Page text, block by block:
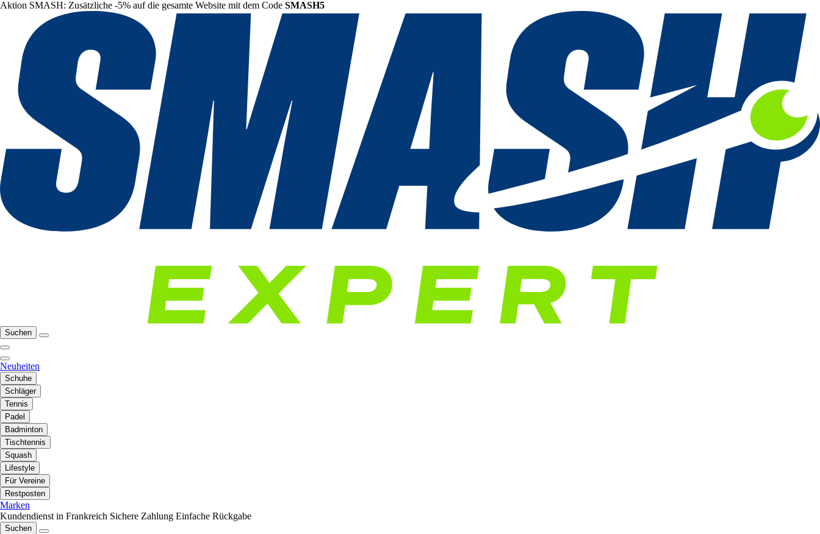
Aktion SMASH: Zusätzliche -5% auf die gesamte Website mit dem Code SMASH5
Suchen
Neuheiten
Schuhe
Schläger
Tennis
Padel
Badminton
Tischtennis
Squash
Lifestyle
Für Vereine
Restposten
Marken
Kundendienst in Frankreich Sichere Zahlung Einfache Rückgabe
Suchen